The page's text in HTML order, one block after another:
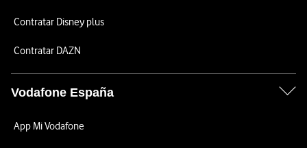
Contratar Disney plus
Contratar DAZN
Vodafone España
App Mi Vodafone